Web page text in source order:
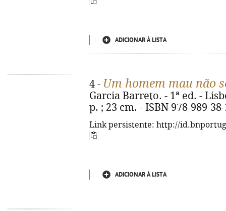
ADICIONAR À LISTA
4 - Um homem mau não
Garcia Barreto. - 1ª ed. -
p. ; 23 cm. - ISBN 978-989-
Link persistente: http://
ADICIONAR À LISTA